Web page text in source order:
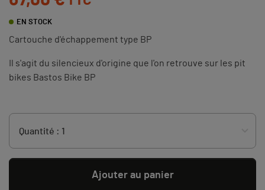
EN STOCK
Cartouche d'échappement type BP
Il s'agit du silencieux d'origine que l'on retrouve sur les pit
bikes Bastos Bike BP
Ajouter au panier